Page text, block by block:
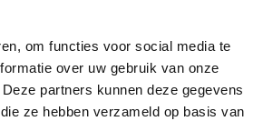
om functies voor social media te
over uw gebruik van onze
partners kunnen deze gegevens
ze hebben verzameld op basis van
KVK:
Volg